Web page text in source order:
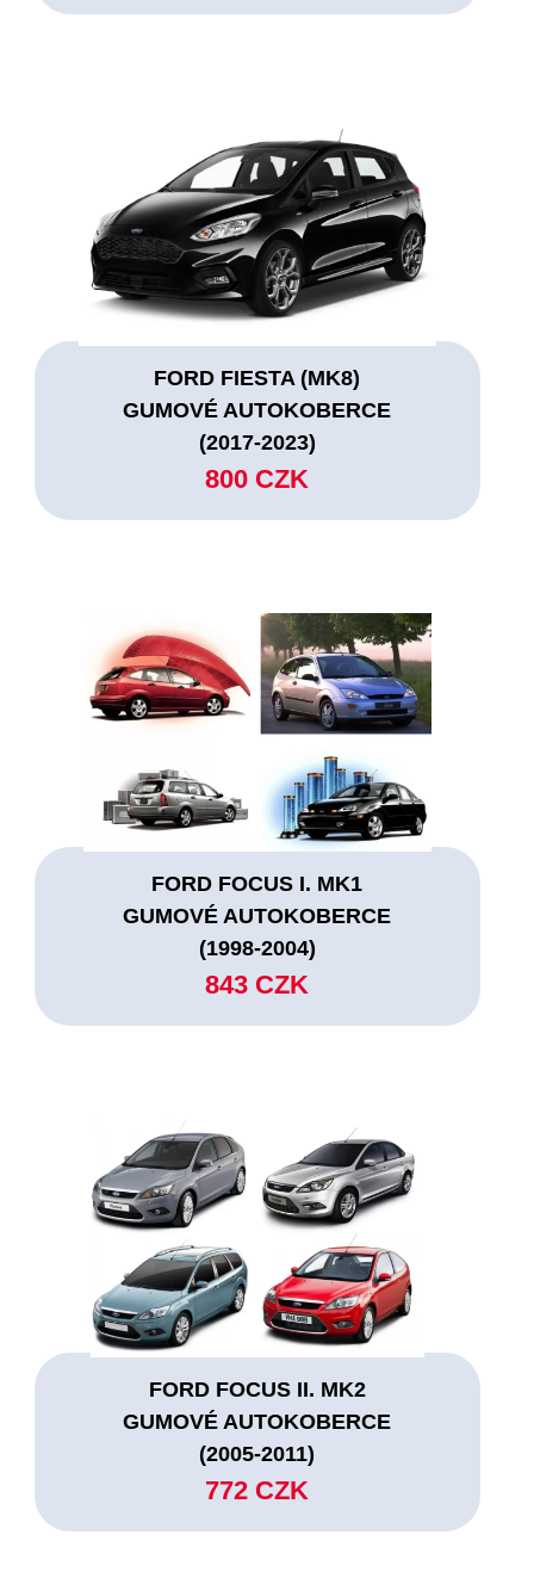
FORD FIESTA (MK8)
GUMOVÉ AUTOKOBERCE
(2017-2023)
800 CZK
FORD FOCUS I. MK1
GUMOVÉ AUTOKOBERCE
(1998-2004)
843 CZK
FORD FOCUS II. MK2
GUMOVÉ AUTOKOBERCE
(2005-2011)
772 CZK